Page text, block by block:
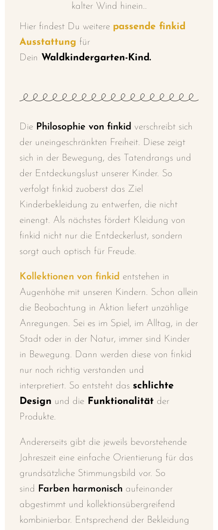
kalter Wind hinein..
Hier findest Du weitere passende finkid
Ausstattung für
Dein Waldkindergarten-Kind.
Die Philosophie von finkid verschreibt sich
der uneingeschränkten Freiheit. Diese zeigt
sich in der Bewegung, des Tatendrangs und
der Entdeckungslust unserer Kinder. So
verfolgt finkid zuoberst das Ziel
Kinderbekleidung zu entwerfen, die nicht
einengt. Als nächstes fördert Kleidung von
finkid nicht nur die Entdeckerlust, sondern
sorgt auch optisch für Freude.
Kollektionen von finkid entstehen in
Augenhöhe mit unseren Kindern. Schon allein
die Beobachtung in Aktion
liefert unzählige
Anregungen. Sei es im Spiel, im Alltag, in der
Stadt oder in der Natur, immer sind Kinder
in Bewegung. Dann werden diese von finkid
nur noch richtig verstanden und
interpretiert. So entsteht das schlichte
Design und die Funktionalität der
Produkte.
Andererseits gibt die jeweils bevorstehende
Jahreszeit eine einfache Orientierung für das
grundsätzliche Stimmungsbild vor. So
sind Farben harmonisch aufeinander
abgestimmt und kollektionsübergreifend
kombinierbar. Entsprechend der Bekleidung